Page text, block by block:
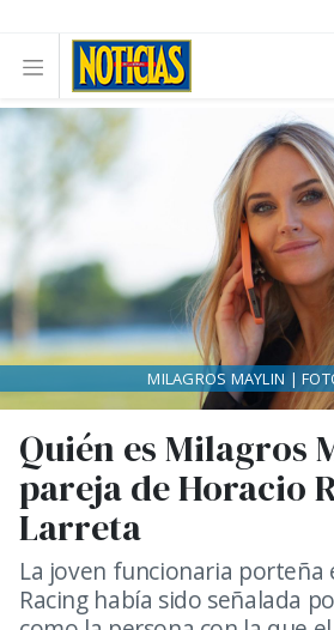
Quién es Milagros
pareja de Horacio
Larreta
La joven funcionaria porteña
Racing había sido señalada
MILAGROS MAYLIN |